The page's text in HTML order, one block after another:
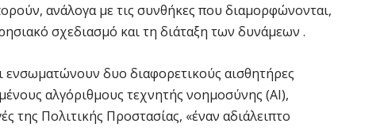
ανάλογα με τις συνθήκες που διαμορφώνονται,
σχεδιασμό και τη διάταξη των δυνάμεων .
ενσωματώνουν δυο διαφορετικούς αισθητήρες
αλγόριθμους τεχνητής νοημοσύνης (AI),
της Πολιτικής Προστασίας, «έναν αδιάλειπτο